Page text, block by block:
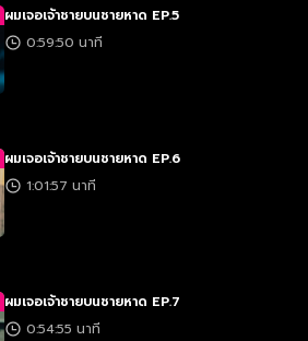
ผมเจอเจ้าชายบนชายหาด EP.5
0:59:50 นาที
ผมเจอเจ้าชายบนชายหาด EP.6
1:01:57 นาที
ผมเจอเจ้าชายบนชายหาด EP.7
0:54:55 นาที